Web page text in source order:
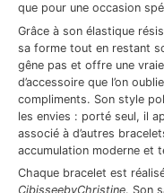
que pour une occasion
Grâce à son élastique
sa forme tout en restant
gêne pas et offre une
d’accessoire que l’on
compliments. Son style
les envies : porté seul, il
associé à d’autres
accumulation moderne et
Chaque bracelet est
CibisseebyChristine. Son